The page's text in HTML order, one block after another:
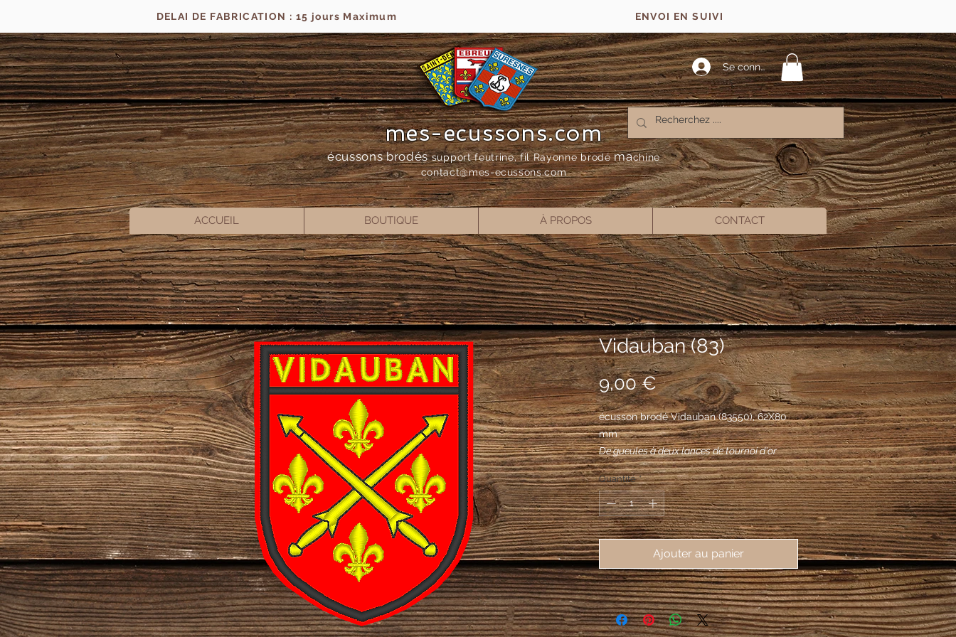
DELAI DE FABRICATION : 15 jours Maximum ENVOI EN SUIVI
Se connecter
mes-ecussons.com
écussons brodés support feutrine, fil Rayonne brodémachine
contact@mes-ecussons.com
ACCUEIL BOUTIQUE À PROPOS CONTACT
Vidauban (83)
9,00 €Prix
écusson brodé Vidauban (83550), 62X80
mm
De gueules à deux lances de tournoi d'or
passées en sautoir, les pointes vers le chef,
cantonnées de quatre fleurs de lys du même.
Quantité *
Ajouter au panier